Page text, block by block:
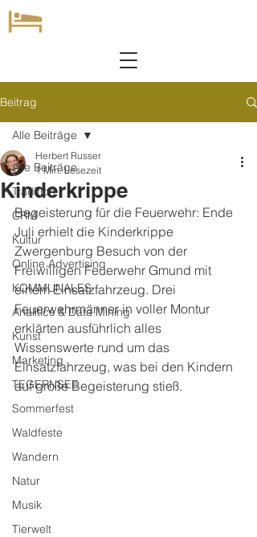
Beitrag
Alle Beiträge
Tradition
CRM
Kultur
Online Advertising
KOMMUNALES
Analitics & Data Mining
Kunst
Marketing
TEGERNSEE
Sommerfest
Waldfeste
Wandern
Natur
Musik
Tierwelt
Alle Beiträge
Kinderkrippe
Herbert Russer
1 Min. Lesezeit
Begeisterung für die Feuerwehr: Ende
Juli erhielt die Kinderkrippe
Zwergenburg Besuch von der
Freiwilligen Feuerwehr Gmund mit
einem Einsatzfahrzeug. Drei
Feuerwehrmänner in voller Montur
erklärten ausführlich alles
Wissenswerte rund um das
Einsatzfahrzeug, was bei den Kindern
auf große Begeisterung stieß.